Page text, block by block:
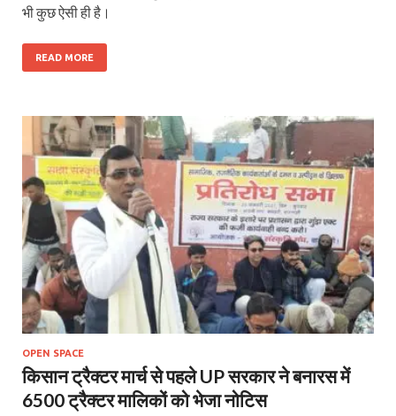
भी कुछ ऐसी ही है।
READ MORE
OPEN SPACE
किसान ट्रैक्टर मार्च से पहले UP सरकार ने बनारस में
6500 ट्रैक्टर मालिकों को भेजा नोटिस